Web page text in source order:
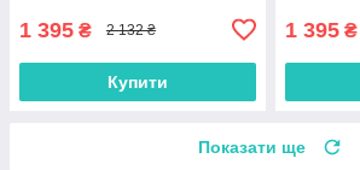
1 395 ₴ 2 132 ₴
Купити
1 395 ₴
Показати ще